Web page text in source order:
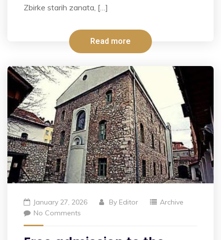
Zbirke starih zanata, […]
Read more
January 27, 2026 By Editor
Archive
No Comments